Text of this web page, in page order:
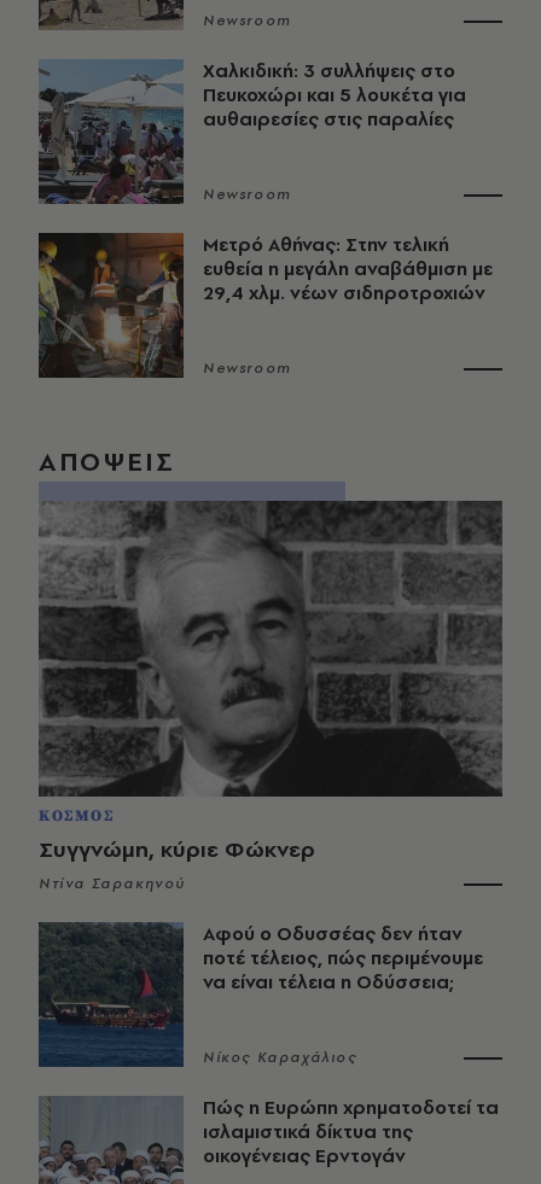
Newsroom
Χαλκιδική: 3 συλλήψεις στο
Πευκοχώρι και 5 λουκέτα για
αυθαιρεσίες στις παραλίες
Newsroom
Μετρό Αθήνας: Στην τελική
ευθεία η μεγάλη αναβάθμιση με
29,4 χλμ. νέων σιδηροτροχιών
Newsroom
ΑΠΟΨΕΙΣ
ΚΟΣΜΟΣ
Συγγνώμη, κύριε Φώκνερ
Ντίνα Σαρακηνού
Αφού ο Οδυσσέας δεν ήταν
ποτέ τέλειος, πώς περιμένουμε
να είναι τέλεια η Οδύσσεια;
Νίκος Καραχάλιος
Πώς η Ευρώπη χρηματοδοτεί τα
ισλαμιστικά δίκτυα της
οικογένειας Ερντογάν